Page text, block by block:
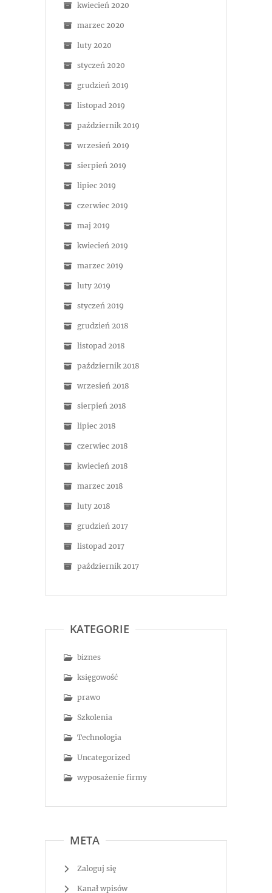
kwiecień 2020
marzec 2020
luty 2020
styczeń 2020
grudzień 2019
listopad 2019
październik 2019
wrzesień 2019
sierpień 2019
lipiec 2019
czerwiec 2019
maj 2019
kwiecień 2019
marzec 2019
luty 2019
styczeń 2019
grudzień 2018
listopad 2018
październik 2018
wrzesień 2018
sierpień 2018
lipiec 2018
czerwiec 2018
kwiecień 2018
marzec 2018
luty 2018
grudzień 2017
listopad 2017
październik 2017
KATEGORIE
biznes
księgowość
prawo
Szkolenia
Technologia
Uncategorized
wyposażenie firmy
META
Zaloguj się
Kanał wpisów